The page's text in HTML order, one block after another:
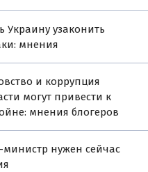
Украину узаконить
мнения
и коррупция
могут привести к
мнения блогеров
нужен сейчас